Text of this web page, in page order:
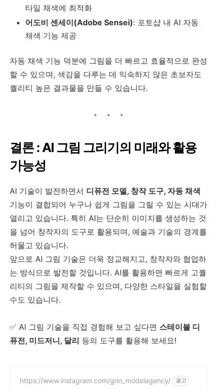
타일 채색에 최적화
어도비 센세이(Adobe Sensei): 포토샵 내 AI 자동
채색 기능 제공
자동 채색 기능 덕분에 그림을 더 빠르고 효율적으로 완성
할 수 있으며, 색감을 다루는 데 익숙하지 않은 초보자도
퀄리티 높은 결과물을 만들 수 있습니다.
결론 : AI 그림 그리기의 미래와 활용
가능성
AI 기술이 발전하면서 디퓨전 모델, 창작 도구, 자동 채색
기능이 결합되어 누구나 쉽게 그림을 그릴 수 있는 시대가
열리고 있습니다. 특히 AI는 단순히 이미지를 생성하는 것
을 넘어 창작자의 도구로 활용되며, 예술과 기술의 경계를
허물고 있습니다.
앞으로 AI 그림 기술은 더욱 정교해지고, 창작자와 협업하
는 방식으로 발전할 것입니다. AI를 활용하면 빠르게 고퀄
리티의 그림을 제작할 수 있으며, 다양한 스타일을 실험할
수도 있습니다.
✅ AI 그림 기술을 직접 경험해 보고 싶다면 스테이블 디
퓨전, 미드저니, 달리 등의 도구를 활용해 보세요!
https://www.instagram.com/grin_modelagency/ 광고